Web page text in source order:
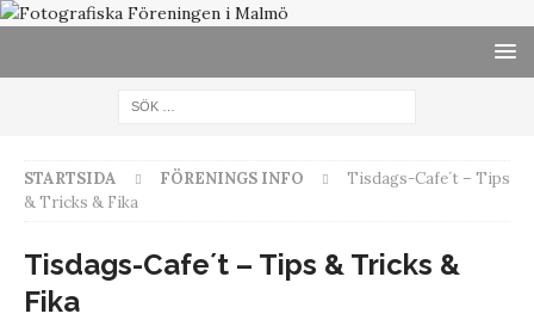
STARTSIDA FÖRENINGS INFO
Tisdags-Cafe´t – Tips
& Tricks & Fika
Tisdags-Cafe´t – Tips & Tricks &
Fika